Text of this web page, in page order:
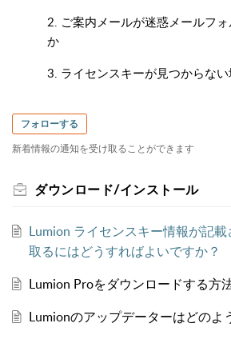
2. ご案内メールが迷惑メールフ
か
3. ライセンスキーが見つからない
フォローする
新着情報の通知を受け取ることができます
ダウンロード/インストール
Lumion ライセンスキー情報が記
取るにはどうすればよいですか？
Lumion Proをダウンロードする方
Lumionのアップデーターはどのよ